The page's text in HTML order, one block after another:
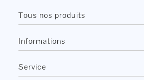
Tous nos produits
Informations
Service